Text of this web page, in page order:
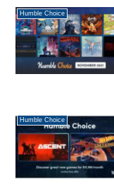
Humble Choice
Humble Choice